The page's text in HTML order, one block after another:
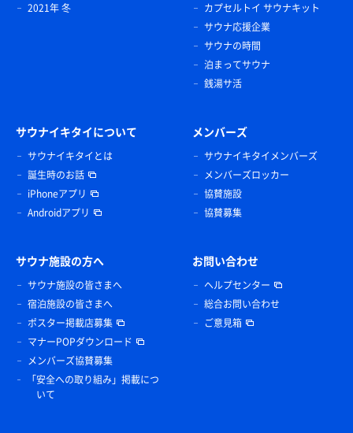
2021年 冬
カプセルトイ サウナキット
サウナ応援企業
サウナの時間
泊まってサウナ
銭湯サ活
サウナイキタイについて
サウナイキタイとは
誕生時のお話
iPhoneアプリ
Androidアプリ
メンバーズ
サウナイキタイメンバーズ
メンバーズロッカー
協賛施設
協賛募集
サウナ施設の方へ
サウナ施設の皆さまへ
宿泊施設の皆さまへ
ポスター掲載店募集
マナーPOPダウンロード
メンバーズ協賛募集
「安全への取り組み」掲載につ
いて
お問い合わせ
ヘルプセンター
総合お問い合わせ
ご意見箱